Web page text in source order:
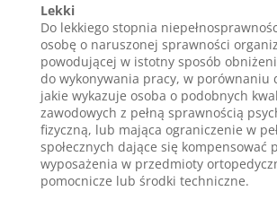
Lekki
Do lekkiego stopnia
osobę o naruszonej sprawności
powodującej w istotny sposób
do wykonywania pracy, w porównaniu
jakie wykazuje osoba o podobnych
zawodowych z pełną sprawnością
fizyczną, lub mająca ograniczenie w
społecznych dające się kompensować
wyposażenia w przedmioty
pomocnicze lub środki techniczne.